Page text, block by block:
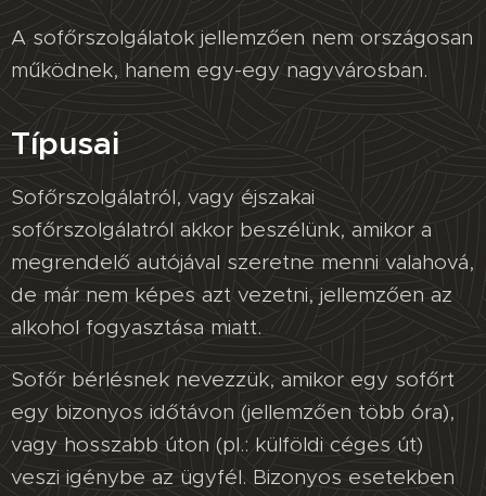
A sofőrszolgálatok jellemzően nem országosan
működnek, hanem egy-egy nagyvárosban.
Típusai
Sofőrszolgálatról, vagy éjszakai
sofőrszolgálatról akkor beszélünk, amikor a
megrendelő autójával szeretne menni valahová,
de már nem képes azt vezetni, jellemzően az
alkohol fogyasztása miatt.
Sofőr bérlésnek nevezzük, amikor egy sofőrt
egy bizonyos időtávon (jellemzően több óra),
vagy hosszabb úton (pl.: külföldi céges út)
veszi igénybe az ügyfél. Bizonyos esetekben